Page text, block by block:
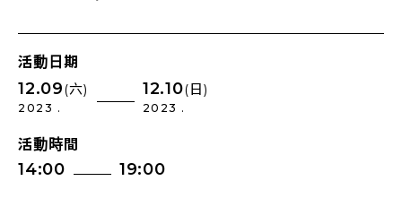
活動日期
12.09(六)
2023 .
12.10(日)
2023 .
活動時間
14:00 19:00